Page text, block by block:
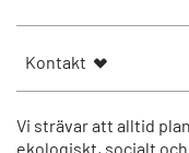
Kontakt
Vi strävar att alltid
ekologiskt, socialt